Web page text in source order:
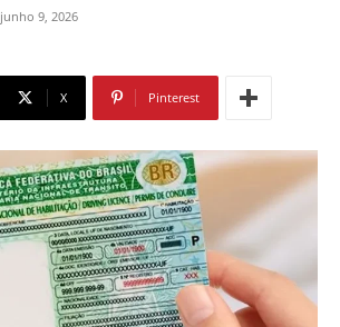
junho 9, 2026
X Pinterest